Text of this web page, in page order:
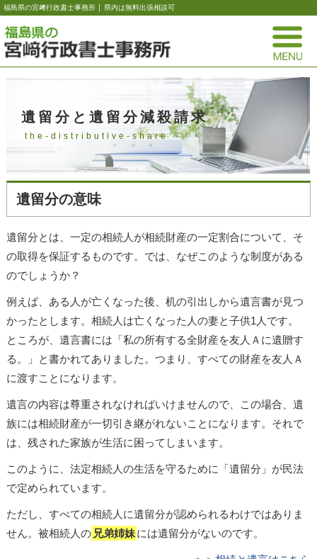
福島県の宮﨑行政書士事務所 │ 県内は無料出張相談可
遺留分と遺留分減殺請求
the-distributive-share
遺留分の意味
遺留分とは、一定の相続人が相続財産の一定割合について、そ
の取得を保証するものです。では、なぜこのような制度がある
のでしょうか？
例えば、ある人が亡くなった後、机の引出しから遺言書が見つ
かったとします。相続人は亡くなった人の妻と子供1人です。
ところが、遺言書には「私の所有する全財産を友人Ａに遺贈す
る。」と書かれてありました。つまり、すべての財産を友人Ａ
に渡すことになります。
遺言の内容は尊重されなければいけませんので、この場合、遺
族には相続財産が一切引き継がれないことになります。それで
は、残された家族が生活に困ってしまいます。
このように、法定相続人の生活を守るために「遺留分」が民法
で定められています。
ただし、すべての相続人に遺留分が認められるわけではありま
せん。被相続人の 兄弟姉妹には遺留分がないのです。